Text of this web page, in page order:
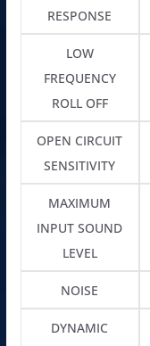
RESPONSE
LOW
FREQUENCY
ROLL OFF
OPEN CIRCUIT
SENSITIVITY
MAXIMUM
INPUT SOUND
LEVEL
NOISE
DYNAMIC